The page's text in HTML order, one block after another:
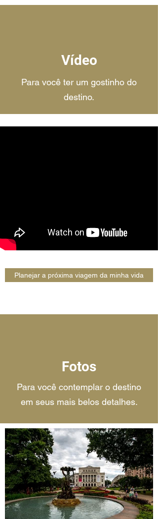
Vídeo
Para você ter um gostinho do
destino.
Planejar a próxima viagem da minha vida
Fotos
Para você contemplar o destino
em seus mais belos detalhes.